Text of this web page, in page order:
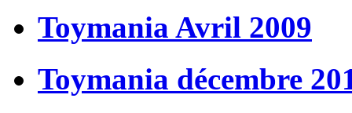
Toymania Avril 2009
Toymania décembre